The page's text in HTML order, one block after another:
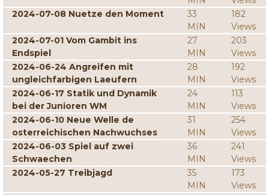
2024-07-08 Nuetze den Moment
33
MIN
182
Views
2024-07-01 Vom Gambit ins
Endspiel
27
MIN
203
Views
2024-06-24 Angreifen mit
ungleichfarbigen Laeufern
28
MIN
192
Views
2024-06-17 Statik und Dynamik
bei der Junioren WM
24
MIN
113
Views
2024-06-10 Neue Welle de
osterreichischen Nachwuchses
31
MIN
254
Views
2024-06-03 Spiel auf zwei
Schwaechen
36
MIN
241
Views
2024-05-27 Treibjagd
35
MIN
173
Views